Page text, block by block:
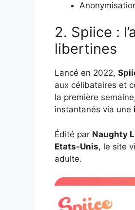
2. Spiice :
libertines
Lancé en 2022,
aux célibataires et
la première
instantanés via une
Édité par Naughty
Etats-Unis, le site
adulte.